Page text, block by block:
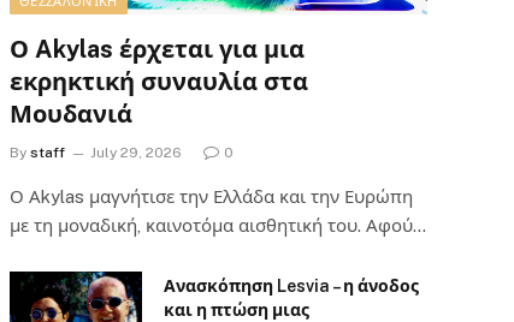
Ο Akylas έρχεται για μια
εκρηκτική συναυλία στα
Μουδανιά
By staff July 29, 2026 0
Ο Αkylas μαγνήτισε την Ελλάδα και την Ευρώπη
με τη μοναδική, καινοτόμα αισθητική του. Αφού…
Ανασκόπηση Lesvia – η άνοδος
και η πτώση μιας